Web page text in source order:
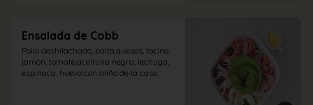
Ensalada de Cobb
Pollo deshilachado, palta,quesos, tocino,
jamón, tomate,aceituna negra, lechuga,
espinaca, huevo con aliño de la casa.